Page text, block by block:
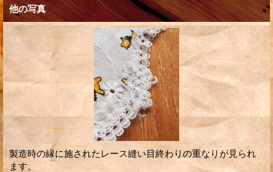
他の写真
製造時の縁に施されたレース縫い目終わりの重なりが見られ
ます。